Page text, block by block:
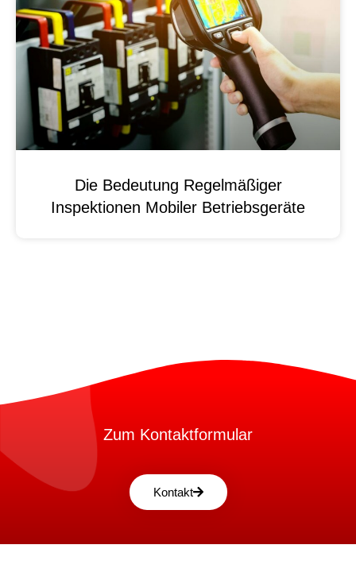
Die Bedeutung Regelmäßiger
Inspektionen Mobiler Betriebsgeräte
Zum Kontaktformular
Kontakt